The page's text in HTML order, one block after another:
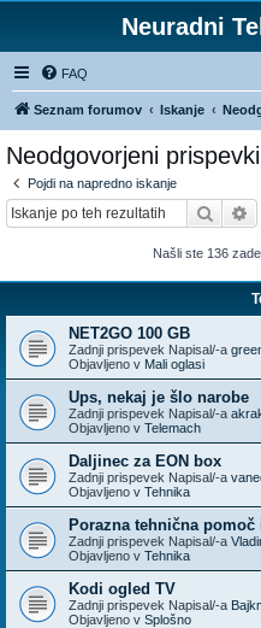
Neuradni
FAQ
Seznam forumov Iskanje
Neodgovorjeni prispevki
Pojdi na napredno iskanje
Iskanje
Našli ste 136
NET2GO 100 GB
Zadnji prispevek Napisal/-a
Objavljeno v Mali oglasi
Ups, nekaj je šlo narobe
Zadnji prispevek Napisal/-a
Objavljeno v Telemach
Daljinec za EON box
Zadnji prispevek Napisal/-a
Objavljeno v Tehnika
Porazna tehnična
Zadnji prispevek Napisal/-a
Objavljeno v Tehnika
Kodi ogled TV
Zadnji prispevek Napisal/-a
Objavljeno v Splošno